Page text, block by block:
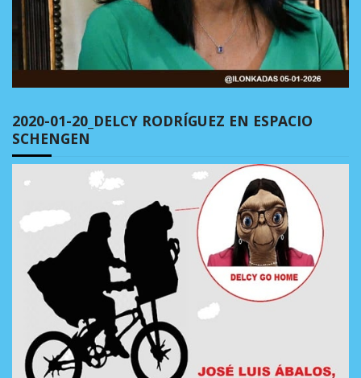
2020-01-20_DELCY RODRÍGUEZ EN ESPACIO
SCHENGEN